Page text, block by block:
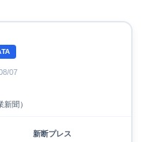
07
新聞）
新断プレス